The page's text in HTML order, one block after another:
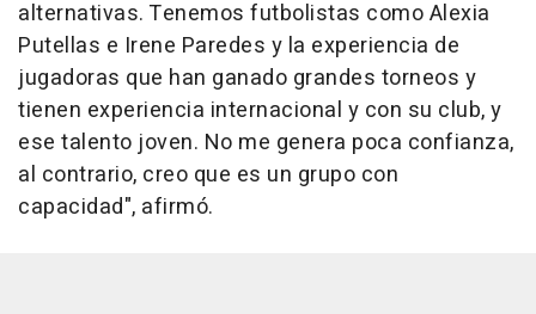
alternativas. Tenemos futbolistas como Alexia
Putellas e Irene Paredes y la experiencia de
jugadoras que han ganado grandes torneos y
tienen experiencia internacional y con su club, y
ese talento joven. No me genera poca confianza,
al contrario, creo que es un grupo con
capacidad", afirmó.